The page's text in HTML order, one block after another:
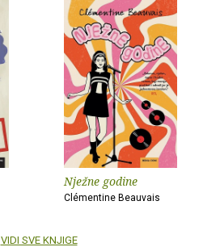
Nježne godine
Clémentine Beauvais
VIDI SVE KNJIGE